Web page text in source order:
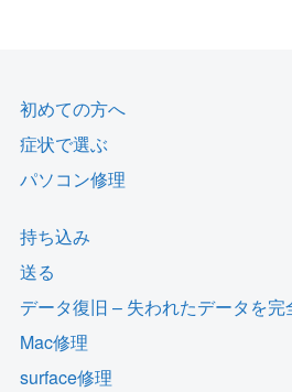
初めての方へ
症状で選ぶ
パソコン修理
持ち込み
送る
データ復旧 – 失われたデータを完
Mac修理
surface修理